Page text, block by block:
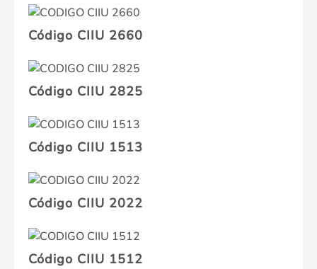
Código CIIU 2660
Código CIIU 2825
Código CIIU 1513
Código CIIU 2022
Código CIIU 1512